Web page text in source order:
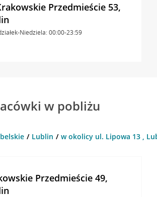
Przedmieście 53,
Niedziela: 00:00-23:59
w pobliżu
Lublin w okolicy ul. Lipowa 13 ,
Przedmieście 49,